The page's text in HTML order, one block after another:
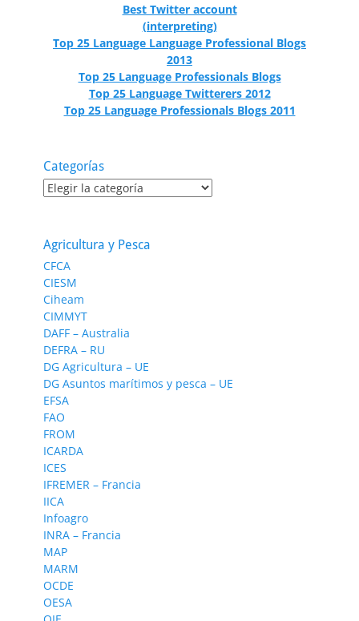
Best Twitter account
(interpreting)
Top 25 Language Language Professional Blogs
2013
Top 25 Language Professionals Blogs
Top 25 Language Twitterers 2012
Top 25 Language Professionals Blogs 2011
Categorías
Categorías
Agricultura y Pesca
CFCA
CIESM
Ciheam
CIMMYT
DAFF – Australia
DEFRA – RU
DG Agricultura – UE
DG Asuntos marítimos y pesca – UE
EFSA
FAO
FROM
ICARDA
ICES
IFREMER – Francia
IICA
Infoagro
INRA – Francia
MAP
MARM
OCDE
OESA